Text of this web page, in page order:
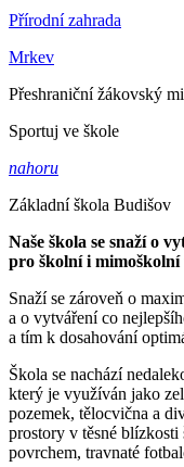
Přírodní zahrada
Mrkev
Přeshraniční žákovský
Sportuj ve škole
nahoru
Základní škola Budišov
Naše škola se snaží o
pro školní i
Snaží se zároveň o
a o vytváření co
a tím k dosahování
Škola se nachází
který je využíván jako
pozemek, tělocvična a
prostory v těsné
povrchem, travnaté